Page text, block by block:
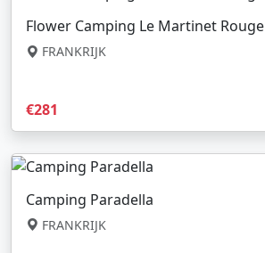
Flower Camping Le Martinet Rouge
FRANKRIJK
€281
Camping Paradella
FRANKRIJK